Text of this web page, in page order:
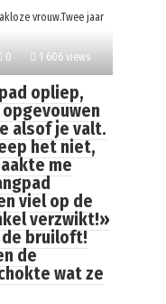
vrouw.Twee jaar
0 1 606 views
opliep,
alsof je valt.
het niet,
me
viel op de
verzwikt!»
de bruiloft!
de
wat ze